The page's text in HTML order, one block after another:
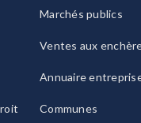
Marchés publics
Ventes aux
Annuaire
Communes